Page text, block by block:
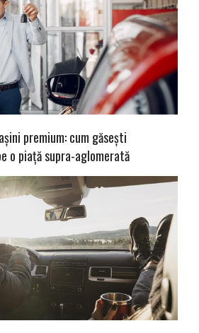
premium: cum găsești
o piață supra-aglomerată